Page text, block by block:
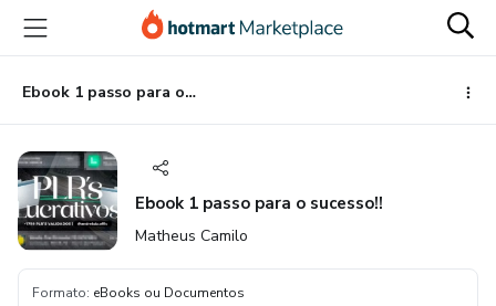
para
conteúdo
principal
para
pagamento
para
rodapé
Ebook 1 passo para o sucesso!!
Ebook 1 passo para o sucesso!!
Matheus Camilo
Formato: eBooks ou Documentos